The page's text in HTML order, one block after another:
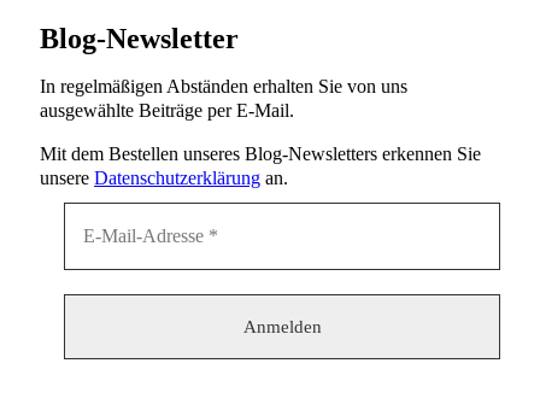
Blog-Newsletter
In regelmäßigen Abständen erhalten Sie von uns
ausgewählte Beiträge per E-Mail.
Mit dem Bestellen unseres Blog-Newsletters erkennen Sie
unsere Datenschutzerklärung an.